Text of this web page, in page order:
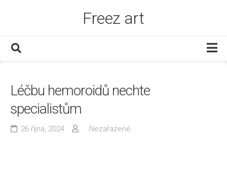
Freez art
Dům a byt
Finance
Muži
Léčbu hemoroidů nechte
specialistům
26 října, 2024 Nezařazené